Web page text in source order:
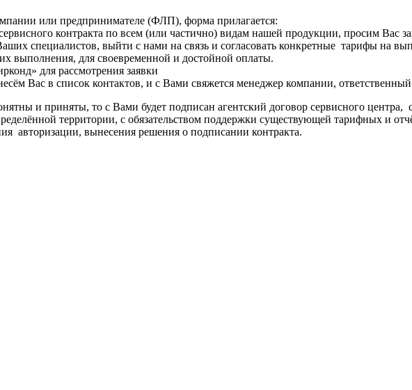
или предпринимателе (ФЛП), форма прилагается:
контракта по всем (или частично) видам нашей продукции, просим Вас
специалистов, выйти с нами на связь и согласовать конкретные тарифы на
выполнения, для своевременной и достойной оплаты.
для рассмотрения заявки
Вас в список контактов, и с Вами свяжется менеджер компании,
и приняты, то с Вами будет подписан агентский договор сервисного
территории, с обязательством поддержки существующей тарифных и
авторизации, вынесения решения о подписании контракта.